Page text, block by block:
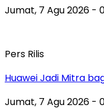
Jumat, 7 Agu 2026 -
Pers Rilis
Huawei Jadi Mitra
Jumat, 7 Agu 2026 -